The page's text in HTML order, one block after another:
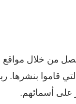
من خلال مواقع
قاموا بنشرها.
على أسمائهم.